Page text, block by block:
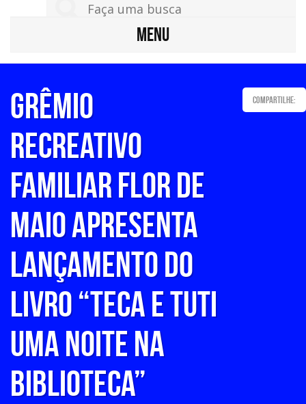
MENU
Grêmio
Recreativo
Familiar Flor de
Maio apresenta
Lançamento do
livro “Teca e Tuti
Uma Noite na
Biblioteca”
Compartilhe: